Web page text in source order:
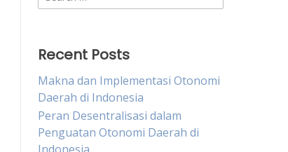
for:
Recent Posts
Makna dan Implementasi Otonomi
Daerah di Indonesia
Peran Desentralisasi dalam
Penguatan Otonomi Daerah di